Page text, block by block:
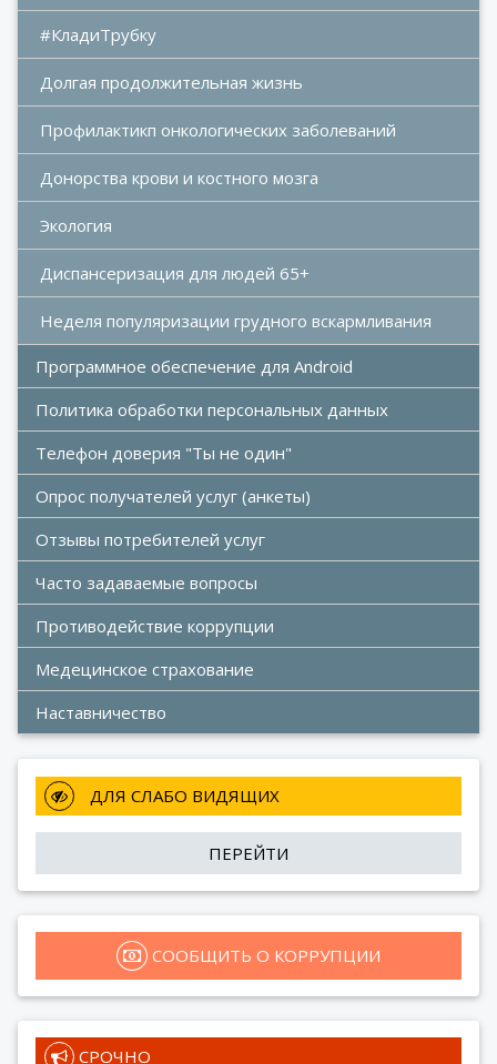
#КладиТрубку
Долгая продолжительная жизнь
Профилактикп онкологических заболеваний
Донорства крови и костного мозга
Экология
Диспансеризация для людей 65+
Неделя популяризации грудного вскармливания
Программное обеспечение для Android
Политика обработки персональных данных
Телефон доверия "Ты не один"
Опрос получателей услуг (анкеты)
Отзывы потребителей услуг
Часто задаваемые вопросы
Противодействие коррупции
Медецинское страхование
Наставничество
ДЛЯ СЛАБО ВИДЯЩИХ
ПЕРЕЙТИ
СООБЩИТЬ О КОРРУПЦИИ
СРОЧНО